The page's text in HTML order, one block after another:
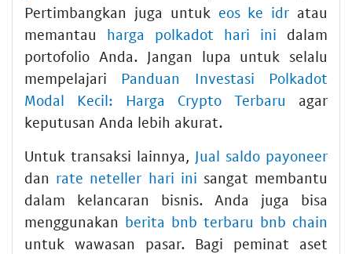
Pertimbangkan juga untuk eos ke idr atau
memantau harga polkadot hari ini dalam
portofolio Anda. Jangan lupa untuk selalu
mempelajari Panduan Investasi Polkadot
Modal Kecil: Harga Crypto Terbaru agar
keputusan Anda lebih akurat.
Untuk transaksi lainnya, Jual saldo payoneer
dan rate neteller hari ini sangat membantu
dalam kelancaran bisnis. Anda juga bisa
menggunakan berita bnb terbaru bnb chain
untuk wawasan pasar. Bagi peminat aset